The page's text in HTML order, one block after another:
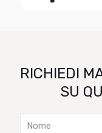
RICHIEDI
SU